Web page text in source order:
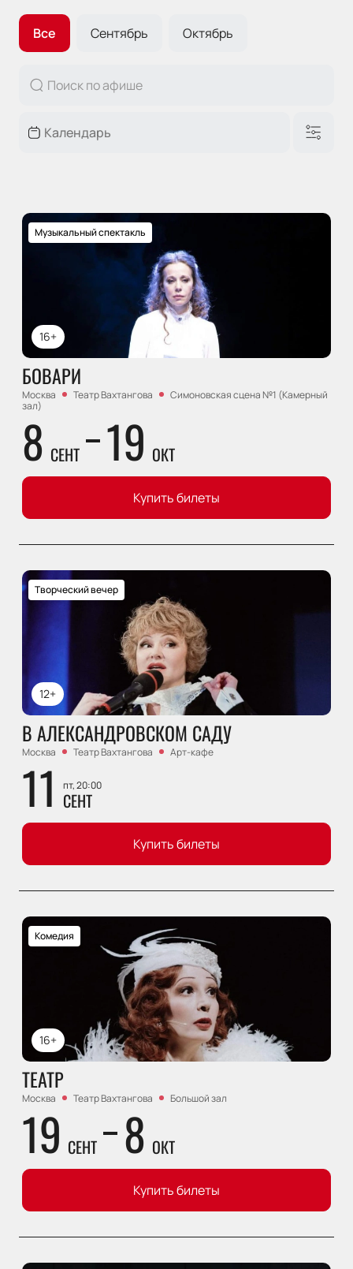
Все Сентябрь Октябрь
16+
Музыкальный спектакль
БОВАРИ
Москва Театр Вахтангова
Симоновская сцена №1 (Камерный
зал)
8 СЕНТ 19 ОКТ
Купить билеты
12+
Творческий вечер
В АЛЕКСАНДРОВСКОМ САДУ
Москва Театр Вахтангова Арт-кафе
11 пт, 20:00
СЕНТ
Купить билеты
16+
Комедия
ТЕАТР
Москва Театр Вахтангова Большой зал
19 СЕНТ 8 ОКТ
Купить билеты